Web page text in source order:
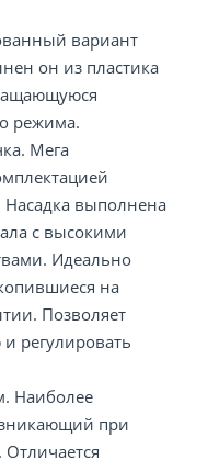
вариант
он из пластика
режима.
Мега
Насадка выполнена
с высокими
Идеально
на
Позволяет
регулировать
Наиболее
при